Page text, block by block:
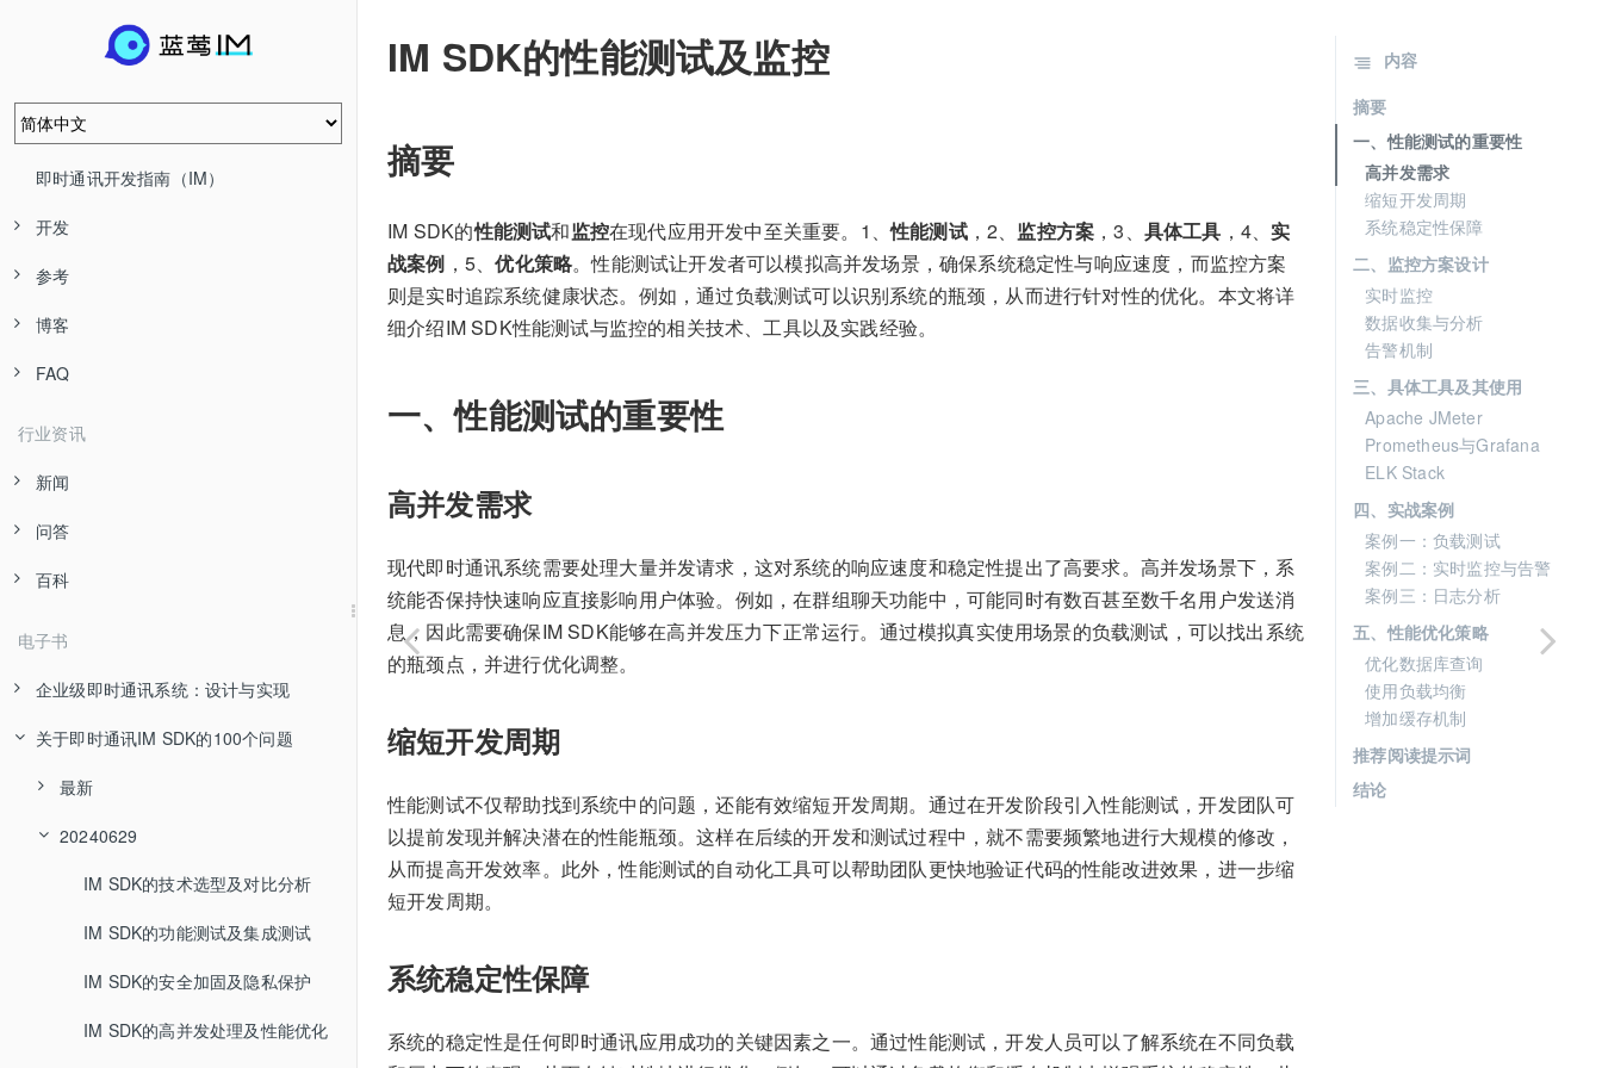
即时通讯开发指南（IM）
开发
参考
博客
FAQ
行业资讯
新闻
问答
百科
电子书
企业级即时通讯系统：设计与实现
关于即时通讯IM SDK的100个问题
最新
20240629
IM SDK的技术选型及对比分析
IM SDK的功能测试及集成测试
IM SDK的安全加固及隐私保护
IM SDK的高并发处理及性能优化
IM SDK的性能测试及监控
摘要
IM SDK的性能测试和监控在现代应用开发中至关重要。1、性能测试，2、 监控方案 ，3、 具体工具 ，4、实
战案例 ，5、优化策略。性能测试让开发者可以模拟高并发场景，确保系统稳定性与响应速度，而监控方案
则是实时追踪系统健康状态。例如，通过负载测试可以识别系统的瓶颈，从而进行针对性的优化。本文将详
细介绍IM SDK性能测试与监控的相关技术、工具以及实践经验。
一、性能测试的重要性
高并发需求
现代即时通讯系统需要处理大量并发请求，这对系统的响应速度和稳定性提出了高要求。高并发场景下，系
统能否保持快速响应直接影响用户体验。例如，在群组聊天功能中，可能同时有数百甚至数千名用户发送消
息，因此需要确保IM SDK能够在高并发压力下正常运行。通过模拟真实使用场景的负载测试，可以找出系统
的瓶颈点，并进行优化调整。
缩短开发周期
性能测试不仅帮助找到系统中的问题，还能有效缩短开发周期。通过在开发阶段引入性能测试，开发团队可
以提前发现并解决潜在的性能瓶颈。这样在后续的开发和测试过程中，就不需要频繁地进行大规模的修改，
从而提高开发效率。此外，性能测试的自动化工具可以帮助团队更快地验证代码的性能改进效果，进一步缩
短开发周期。
系统稳定性保障
系统的稳定性是任何即时通讯应用成功的关键因素之一。通过性能测试，开发人员可以了解系统在不同负载
内容
摘要
一、性能测试的重要性
高并发需求
缩短开发周期
系统稳定性保障
二、监控方案设计
实时监控
数据收集与分析
告警机制
三、具体工具及其使用
Apache JMeter
Prometheus与Grafana
ELK Stack
四、实战案例
案例一：负载测试
案例二：实时监控与告警
案例三：日志分析
五、性能优化策略
优化数据库查询
使用负载均衡
增加缓存机制
推荐阅读提示词
结论